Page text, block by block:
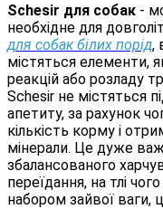
Schesir для собак -
необхідне для
для собак білих порід,
містяться елементи,
реакцій або розладу
Schesir не містяться
апетиту, за рахунок
кількість корму і
мінерали. Це дуже
збалансованого
переїдання, на тлі
набором зайвої ваги,